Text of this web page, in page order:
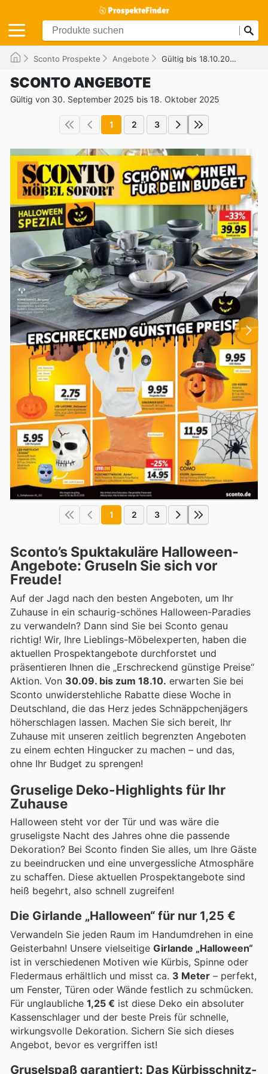
Sconto Prospekte Angebote Gültig bis 18.10.2025
SCONTO ANGEBOTE
Gültig von 30. September 2025 bis 18. Oktober 2025
1 2 3
1 2 3
Sconto’s Spuktakuläre Halloween-
Angebote: Gruseln Sie sich vor
Freude!
Auf der Jagd nach den besten Angeboten, um Ihr
Zuhause in ein schaurig-schönes Halloween-Paradies
zu verwandeln? Dann sind Sie bei Sconto genau
richtig! Wir, Ihre Lieblings-Möbelexperten, haben die
aktuellen Prospektangebote durchforstet und
präsentieren Ihnen die „Erschreckend günstige Preise“
Aktion. Von 30.09. bis zum 18.10. erwarten Sie bei
Sconto unwiderstehliche Rabatte diese Woche in
Deutschland, die das Herz jedes Schnäppchenjägers
höherschlagen lassen. Machen Sie sich bereit, Ihr
Zuhause mit unseren zeitlich begrenzten Angeboten
zu einem echten Hingucker zu machen – und das,
ohne Ihr Budget zu sprengen!
Gruselige Deko-Highlights für Ihr
Zuhause
Halloween steht vor der Tür und was wäre die
gruseligste Nacht des Jahres ohne die passende
Dekoration? Bei Sconto finden Sie alles, um Ihre Gäste
zu beeindrucken und eine unvergessliche Atmosphäre
zu schaffen. Diese aktuellen Prospektangebote sind
heiß begehrt, also schnell zugreifen!
Die Girlande „Halloween“ für nur 1,25 €
Verwandeln Sie jeden Raum im Handumdrehen in eine
Geisterbahn! Unsere vielseitige Girlande „Halloween“
ist in verschiedenen Motiven wie Kürbis, Spinne oder
Fledermaus erhältlich und misst ca. 3 Meter – perfekt,
um Fenster, Türen oder Wände festlich zu schmücken.
Für unglaubliche 1,25 € ist diese Deko ein absoluter
Kassenschlager und der beste Preis für schnelle,
wirkungsvolle Dekoration. Sichern Sie sich dieses
Angebot, bevor es vergriffen ist!
Gruselspaß garantiert: Das Kürbisschnitz-